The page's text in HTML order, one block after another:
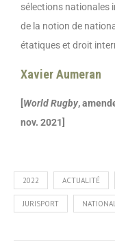
sélections nationales
de la notion de
étatiques et droit
Xavier Aumeran
[World Rugby,
nov. 2021]
2022 ACTUALITÉ
JURISPORT